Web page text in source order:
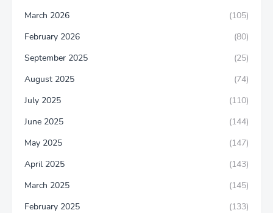
March 2026
(105)
February 2026
(80)
September 2025
(25)
August 2025
(74)
July 2025
(110)
June 2025
(144)
May 2025
(147)
April 2025
(143)
March 2025
(145)
February 2025
(133)